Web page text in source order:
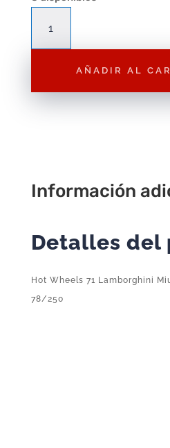
Wheels
Lamborghini
Miura
78/250
AÑADIR AL
Información
Detalles del
Hot Wheels 71 Lamborghini
78/250